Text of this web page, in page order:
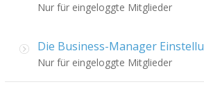
Nur für eingeloggte Mitglieder
Die Business-Manager
Nur für eingeloggte Mitglieder